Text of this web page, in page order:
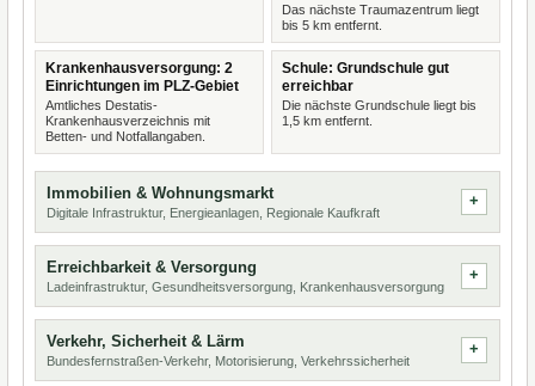
Das nächste Traumazentrum liegt
bis 5 km entfernt.
Krankenhausversorgung: 2
Einrichtungen im PLZ-Gebiet
Amtliches Destatis-
Krankenhausverzeichnis mit
Betten- und Notfallangaben.
Schule: Grundschule gut
erreichbar
Die nächste Grundschule liegt bis
1,5 km entfernt.
Immobilien & Wohnungsmarkt
Digitale Infrastruktur, Energieanlagen, Regionale Kaufkraft
Erreichbarkeit & Versorgung
Ladeinfrastruktur, Gesundheitsversorgung, Krankenhausversorgung
Verkehr, Sicherheit & Lärm
Bundesfernstraßen-Verkehr, Motorisierung, Verkehrssicherheit